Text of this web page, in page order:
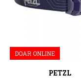
DOAR ONLINE
PETZL